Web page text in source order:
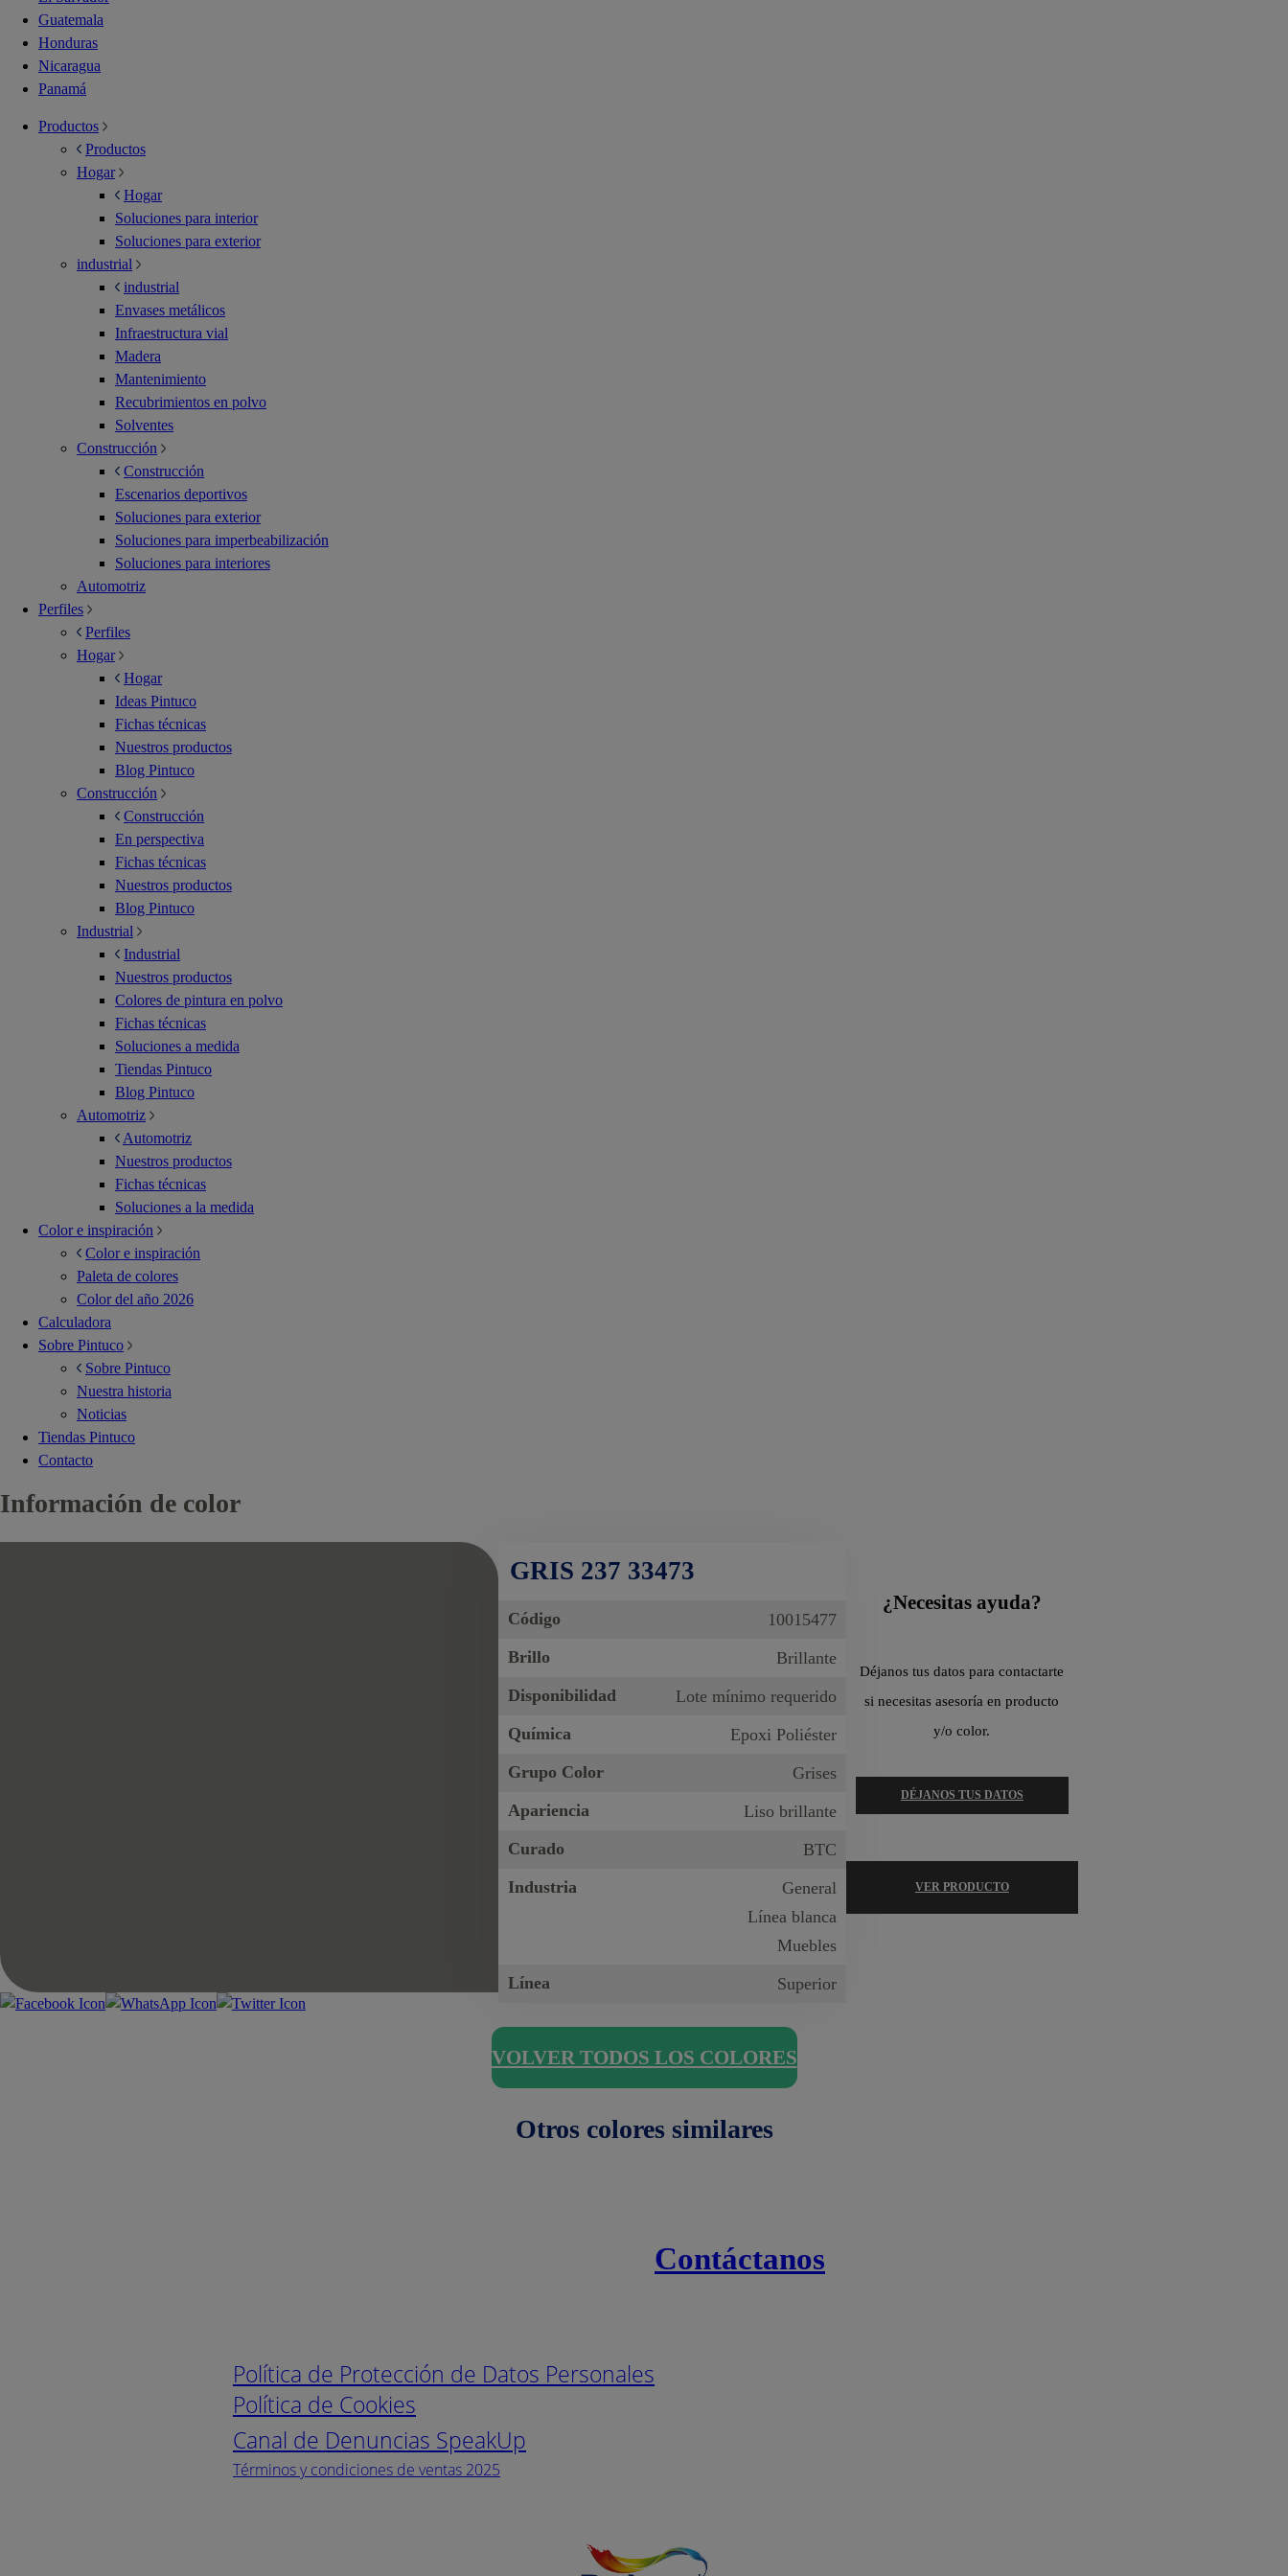
Guatemala
Honduras
Nicaragua
Panamá
Productos
Productos
Hogar
Hogar
Soluciones para interior
Soluciones para exterior
industrial
industrial
Envases metálicos
Infraestructura vial
Madera
Mantenimiento
Recubrimientos en polvo
Solventes
Construcción
Construcción
Escenarios deportivos
Soluciones para exterior
Soluciones para imperbeabilización
Soluciones para interiores
Automotriz
Perfiles
Perfiles
Hogar
Hogar
Ideas Pintuco
Fichas técnicas
Nuestros productos
Blog Pintuco
Construcción
Construcción
En perspectiva
Fichas técnicas
Nuestros productos
Blog Pintuco
Industrial
Industrial
Nuestros productos
Colores de pintura en polvo
Fichas técnicas
Soluciones a medida
Tiendas Pintuco
Blog Pintuco
Automotriz
Automotriz
Nuestros productos
Fichas técnicas
Soluciones a la medida
Color e inspiración
Color e inspiración
Paleta de colores
Color del año 2026
Calculadora
Sobre Pintuco
Sobre Pintuco
Nuestra historia
Noticias
Tiendas Pintuco
Contacto
Información de color
GRIS 237 33473
Código
10015477
Brillo
Brillante
Disponibilidad
Lote mínimo requerido
Química
Epoxi Poliéster
Grupo Color
Grises
Apariencia
Liso brillante
Curado
BTC
Industria
General
Línea blanca
Muebles
Línea
Superior
¿Necesitas ayuda?
Déjanos tus datos para contactarte
si necesitas asesoría en producto
y/o color.
DÉJANOS TUS DATOS
VER PRODUCTO
VOLVER TODOS LOS COLORES
Otros colores similares
Política de Protección de Datos Personales
Política de Cookies
Canal de Denuncias SpeakUp
Términos y condiciones de ventas 2025
Contáctanos